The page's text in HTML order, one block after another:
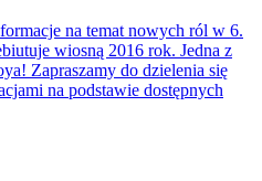
na temat nowych ról w 6.
wiosną 2016 rok. Jedna z
Zapraszamy do dzielenia się
na podstawie dostępnych